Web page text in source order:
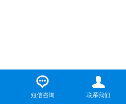
短信咨询 联系我们